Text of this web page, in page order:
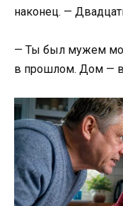
наконец. —
— Ты был мужем
в прошлом. Дом —